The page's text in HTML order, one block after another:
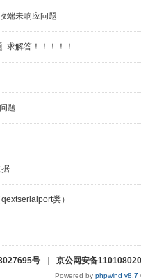
端未响应问题
求解答！！！！！
题
类）
号 京公网安备
Powered by phpwind v8.7